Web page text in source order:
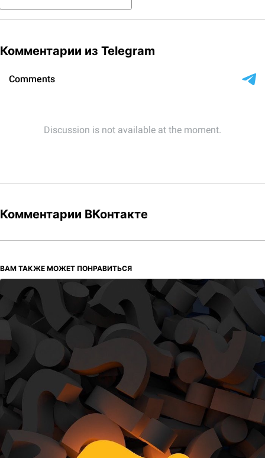
Комментарии из Telegram
Комментарии ВКонтакте
ВАМ ТАКЖЕ МОЖЕТ ПОНРАВИТЬСЯ